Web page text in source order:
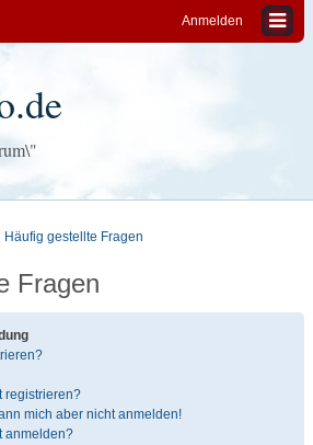
Anmelden
Häufig gestellte Fragen
Fragen
registrieren?
mich aber nicht anmelden!
anmelden?